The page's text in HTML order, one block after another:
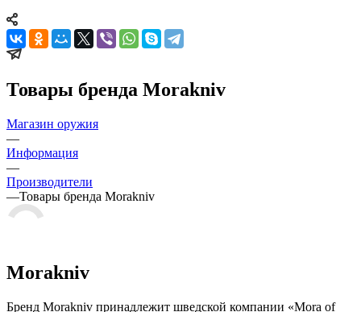
Товары бренда Morakniv
Магазин оружия
—
Информация
—
Производители
—Товары бренда Morakniv
Morakniv
Бренд Morakniv принадлежит шведской компании «Mora of